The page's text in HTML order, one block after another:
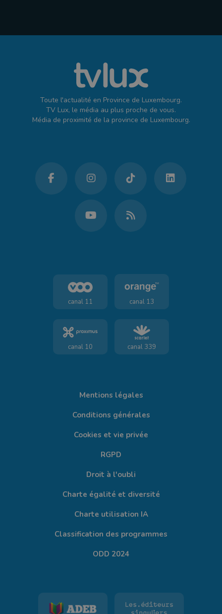
Toute l'actualité en Province de Luxembourg.
TV Lux, le média au plus proche de vous.
Média de proximité de la province de Luxembourg.
canal 11 canal 13
canal 10 canal 339
Mentions légales
Conditions générales
Cookies et vie privée
RGPD
Droit à l'oubli
Charte égalité et diversité
Charte utilisation IA
Classification des programmes
ODD 2024